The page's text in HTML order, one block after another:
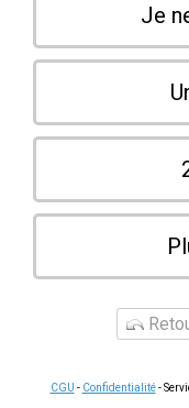
Je
CGU - Confidentialité-